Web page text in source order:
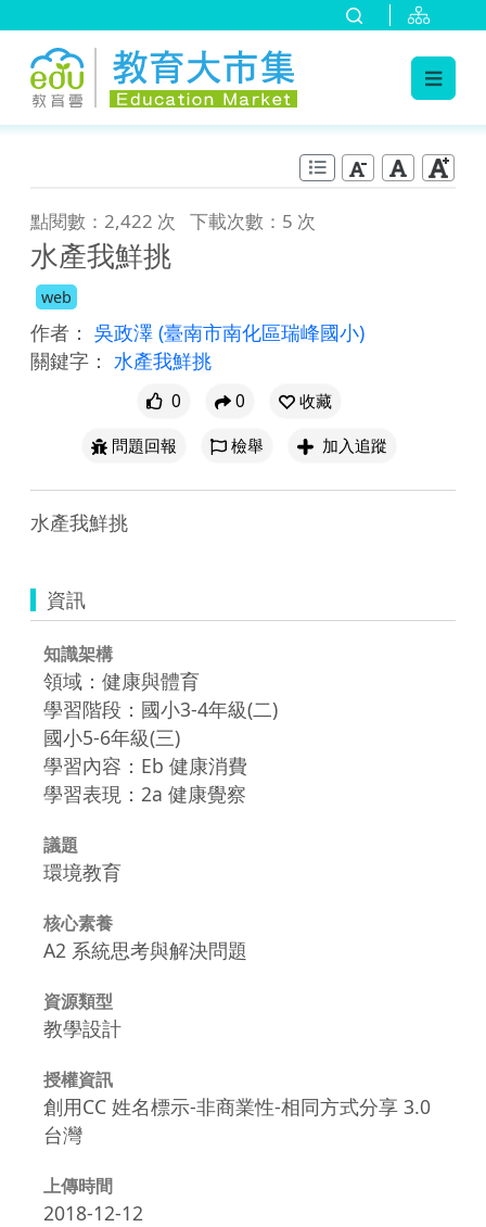
點閱數：2,422 次 下載次數：5 次
水產我鮮挑
web
作者： 吳政澤 (臺南市南化區瑞峰國小)
關鍵字： 水產我鮮挑
0 0
收藏
問題回報
檢舉 加入追蹤
資訊
知識架構
領域：健康與體育
學習階段：國小3-4年級(二)
國小5-6年級(三)
學習內容：Eb 健康消費
學習表現：2a 健康覺察
議題
環境教育
核心素養
A2 系統思考與解決問題
資源類型
教學設計
授權資訊
創用CC 姓名標示-非商業性-相同方式分享 3.0
台灣
上傳時間
2018-12-12